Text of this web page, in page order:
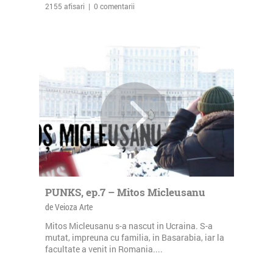
2155 afisari | 0 comentarii
PUNKS, ep.7 – Mitos Micleusanu
de Veioza Arte
Mitos Micleusanu s-a nascut in Ucraina. S-a
mutat, impreuna cu familia, in Basarabia, iar la
facultate a venit in Romania....